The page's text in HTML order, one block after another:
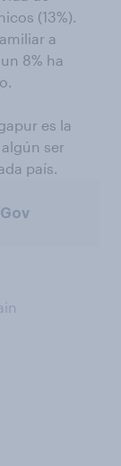
(13%).
a
8% ha
es la
ser
país.